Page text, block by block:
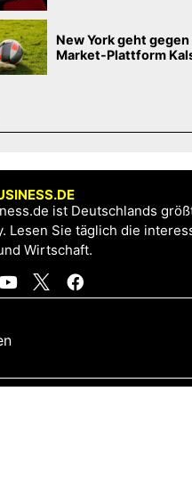
New York geht
Market-Plattform
ist Deutschlands
Lesen Sie täglich die
Wirtschaft.